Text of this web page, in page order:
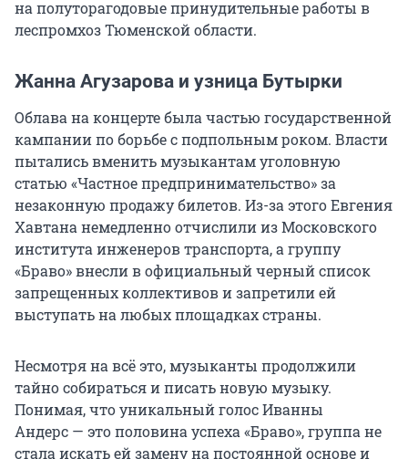
на полуторагодовые принудительные работы в
леспромхоз Тюменской области.
Жанна Агузарова и узница Бутырки
Облава на концерте была частью государственной
кампании по борьбе с подпольным роком. Власти
пытались вменить музыкантам уголовную
статью «Частное предпринимательство» за
незаконную продажу билетов. Из-за этого Евгения
Хавтана немедленно отчислили из Московского
института инженеров транспорта, а группу
«Браво» внесли в официальный черный список
запрещенных коллективов и запретили ей
выступать на любых площадках страны.
Несмотря на всё это, музыканты продолжили
тайно собираться и писать новую музыку.
Понимая, что уникальный голос Иванны
Андерс — это половина успеха «Браво», группа не
стала искать ей замену на постоянной основе и